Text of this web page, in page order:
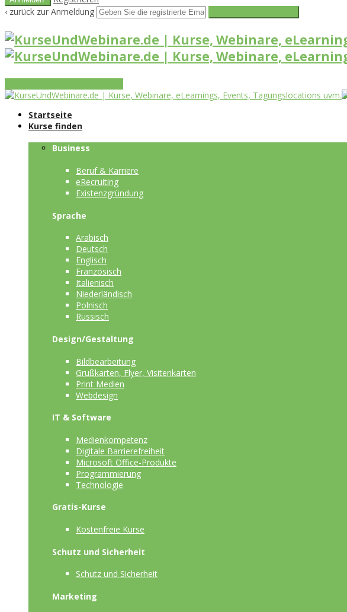
‹ zurück zur Anmeldung
Startseite
Kurse finden
Business
Beruf & Karriere
eRecruiting
Existenzgründung
Sprache
Arabisch
Deutsch
Englisch
Französisch
Italienisch
Niederländisch
Polnisch
Russisch
Design/Gestaltung
Bildbearbeitung
Grußkarten, Flyer, Visitenkarten
Print Medien
Webdesign
IT & Software
Medienkompetenz
Digitale Barrierefreiheit
Microsoft Office-Produkte
Programmierung
Technologie
Gratis-Kurse
Kostenfreie Kurse
Schutz und Sicherheit
Schutz und Sicherheit
Marketing